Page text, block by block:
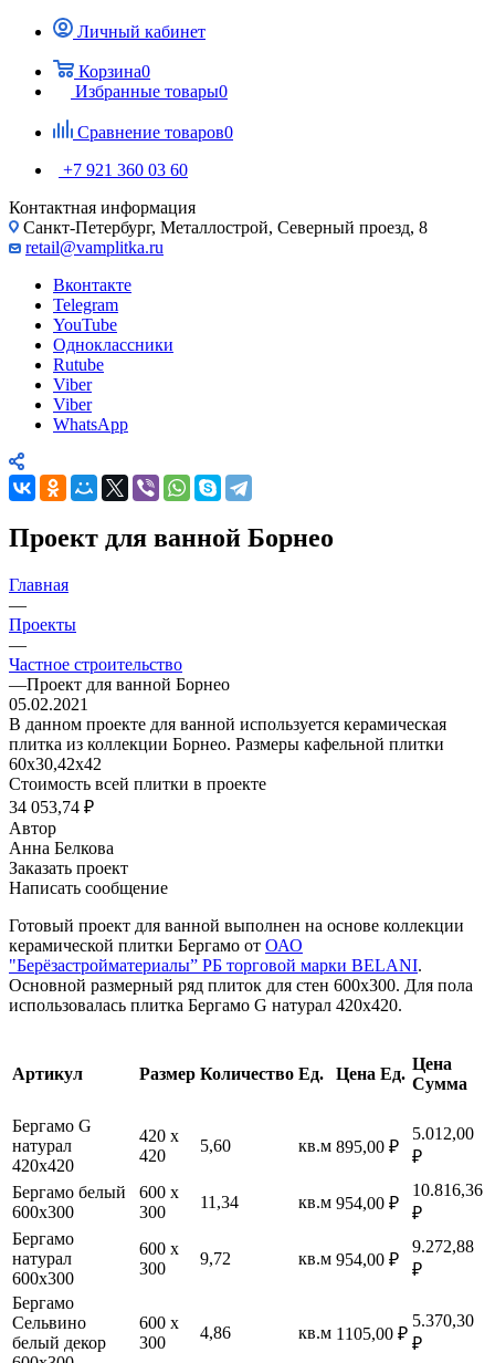
Личный кабинет
Корзина0
Избранные товары0
Сравнение товаров0
+7 921 360 03 60
Контактная информация
Санкт-Петербург, Металлострой, Северный проезд, 8
retail@vamplitka.ru
Вконтакте
Telegram
YouTube
Одноклассники
Rutube
Viber
Viber
WhatsApp
Проект для ванной Борнео
Главная
—
Проекты
—
Частное строительство
—Проект для ванной Борнео
05.02.2021
В данном проекте для ванной используется керамическая
плитка из коллекции Борнео. Размеры кафельной плитки
60х30,42х42
Стоимость всей плитки в проекте
34 053,74 ₽
Автор
Анна Белкова
Заказать проект
Написать сообщение
Готовый проект для ванной выполнен на основе коллекции
керамической плитки Бергамо от ОАО
"Берёзастройматериалы” РБ торговой марки BELANI.
Основной размерный ряд плиток для стен 600х300. Для пола
использовалась плитка Бергамо G натурал 420х420.
Артикул Размер Количество Ед. Цена Ед.
Цена
Сумма
Бергамо G
натурал
420х420
420 х
420
5,60 кв.м 895,00 ₽
5.012,00
₽
Бергамо белый
600х300
600 х
300
11,34 кв.м 954,00 ₽
10.816,36
₽
Бергамо
натурал
600х300
600 х
300
9,72 кв.м 954,00 ₽
9.272,88
₽
Бергамо
Сельвино
белый декор
600 х
300
4,86 кв.м 1105,00 ₽
5.370,30
₽